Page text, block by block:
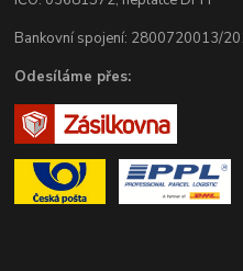
Bankovní spojení: 2800720013/
Odesíláme přes: